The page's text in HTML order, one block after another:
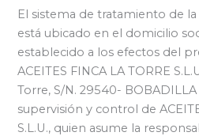
El sistema de tratamiento de
está ubicado en el domicilio
establecido a los efectos del
ACEITES FINCA LA TORRE
Torre, S/N. 29540-
supervisión y control de
S.L.U., quien asume la